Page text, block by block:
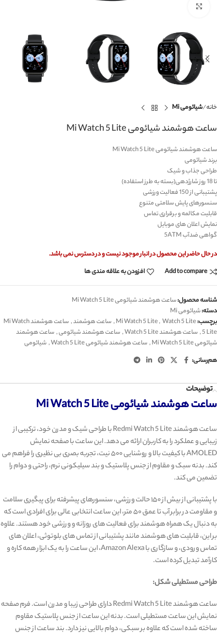
خانه شیائومی Mi
ساعت هوشمند شیائومی Mi Watch 5 Lite
ساعت هوشمند شیائومی Mi Watch 5 Lite
برند شیائومی
طراحی جذاب و شیک
تا 18 روز شارژدهی(بسته به طرز استفاده)
پشتیبانی از 150 فعالیت ورزشی
سنسورهای پایش سلامتی متنوع
قابلیت مکالمه و برقراری تماس
نمایش اعلان های موبایل
گواهی ضدآب 5ATM
در حال حاضر این محصول در انبار موجود نیست و در دسترس نمی باشد.
Add to compare
افزودن به علاقه مندی ها
شناسه محصول:ساعت هوشمند شیائومی Mi Watch 5 Lite
دسته:شیائومی Mi
برچسب:
Mi Watch 5 Lite,Watch 5 Lite
,ساعت هوشمند,
ساعت هوشمند Mi Watch
5 Lite
,ساعت هوشمند Watch 5 Lite ,ساعت هوشمند شیائومی,ساعت هوشمند
شیائومی Mi Watch 5 Lite
,ساعت هوشمند شیائومی Watch 5 Lite ,شیائومی
هم‌رسانی:
توضیحات
ساعت هوشمند شیائومی Mi Watch 5 Lite
ساعت هوشمند Redmi Watch 5 Lite با طراحی شیک و مدرن خود، ترکیبی از
زیبایی و عملکرد را به کاربران ارائه می‌ دهد. این ساعت با صفحه نمایش
AMOLED با کیفیت بالا و روشنایی ۵۰۰ نیت، تجربه بصری بی ‌نظیری را فراهم می
‌کند. بدنه سبک و مقاوم از جنس پلاستیک و بند سیلیکونی نرم، راحتی و دوام را
تضمین می ‌کند.
با پشتیبانی از بیش از ۱۵۰ حالت ورزشی، سنسورهای پیشرفته برای پیگیری سلامت
و مقاومت در برابر آب تا عمق ۵۰ متر، این ساعت انتخابی عالی برای افرادی است که
به دنبال یک همراه هوشمند برای فعالیت ‌های روزانه و ورزشی خود هستند. علاوه
بر این، قابلیت‌ های هوشمند مانند پشتیبانی از تماس ‌های بلوتوثی، اعلان ‌های
تماس ورودی، و سازگاری با Amazon Alexa، این ساعت را به یک ابزار همه‌ کاره و
کارآمد تبدیل کرده است.
طراحی مستطیلی شکل:
ساعت هوشمند Redmi Watch 5 Lite دارای طراحی زیبا و مدرن است. فرم صفحه
نمایش این ساعت مستطیلی است. بدنه این ساعت از جنس پلاستیک مقاوم
ساخته شده است که علاوه بر سبکی، دوام بالایی نیز دارد. بند ساعت از جنس